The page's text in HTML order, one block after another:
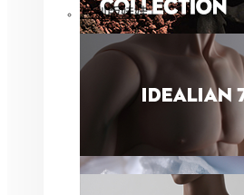
特别版娃娃